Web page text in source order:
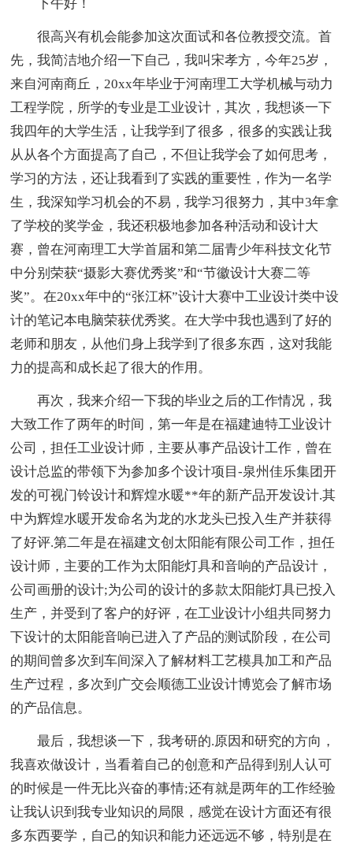
下午好！
很高兴有机会能参加这次面试和各位教授交流。首
先，我简洁地介绍一下自己，我叫宋孝方，今年25岁，
来自河南商丘，20xx年毕业于河南理工大学机械与动力
工程学院，所学的专业是工业设计，其次，我想谈一下
我四年的大学生活，让我学到了很多，很多的实践让我
从从各个方面提高了自己，不但让我学会了如何思考，
学习的方法，还让我看到了实践的重要性，作为一名学
生，我深知学习机会的不易，我学习很努力，其中3年拿
了学校的奖学金，我还积极地参加各种活动和设计大
赛，曾在河南理工大学首届和第二届青少年科技文化节
中分别荣获“摄影大赛优秀奖”和“节徽设计大赛二等
奖”。在20xx年中的“张江杯”设计大赛中工业设计类中设
计的笔记本电脑荣获优秀奖。在大学中我也遇到了好的
老师和朋友，从他们身上我学到了很多东西，这对我能
力的提高和成长起了很大的作用。
再次，我来介绍一下我的毕业之后的工作情况，我
大致工作了两年的时间，第一年是在福建迪特工业设计
公司，担任工业设计师，主要从事产品设计工作，曾在
设计总监的带领下为参加多个设计项目-泉州佳乐集团开
发的可视门铃设计和辉煌水暖**年的新产品开发设计.其
中为辉煌水暖开发命名为龙的水龙头已投入生产并获得
了好评.第二年是在福建文创太阳能有限公司工作，担任
设计师，主要的工作为太阳能灯具和音响的产品设计，
公司画册的设计;为公司的设计的多款太阳能灯具已投入
生产，并受到了客户的好评，在工业设计小组共同努力
下设计的太阳能音响已进入了产品的测试阶段，在公司
的期间曾多次到车间深入了解材料工艺模具加工和产品
生产过程，多次到广交会顺德工业设计博览会了解市场
的产品信息。
最后，我想谈一下，我考研的.原因和研究的方向，
我喜欢做设计，当看着自己的创意和产品得到别人认可
的时候是一件无比兴奋的事情;还有就是两年的工作经验
让我认识到我专业知识的局限，感觉在设计方面还有很
多东西要学，自己的知识和能力还远远不够，特别是在